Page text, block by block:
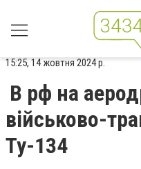
15:25, 14 жовтня 2024 р.
В рф на
військово-
Ту-134